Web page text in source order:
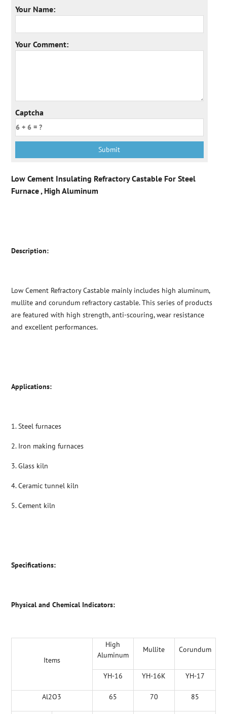
Your Name:
Your Comment:
Captcha
Low Cement Insulating Refractory Castable For Steel
Furnace , High Aluminum
Description:
Low Cement Refractory Castable mainly includes high aluminum,
mullite and corundum refractory castable. This series of products
are featured with high strength, anti-scouring, wear resistance
and excellent performances.
Applications:
1. Steel furnaces
2. Iron making furnaces
3. Glass kiln
4. Ceramic tunnel kiln
5. Cement kiln
Specifications:
Physical and Chemical Indicators:
Items
High
Aluminum
Mullite Corundum
YH-16 YH-16K YH-17
Al2O3 65 70 85